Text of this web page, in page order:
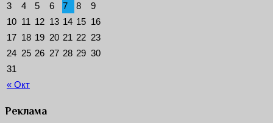
« Окт
3
4 5 6 7 8
9
10 11 12 13 14 15 16
17 18 19 20 21 22 23
24 25 26 27 28 29 30
31
Реклама